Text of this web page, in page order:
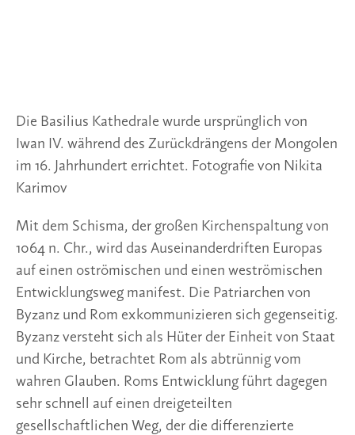
Die Basilius­ Kathedrale wurde ursprünglich von
Iwan IV. während des Zu­rückdrängens der Mongolen
im 16. Jahrhun­dert errichtet. Fotografie von Nikita
Karimov
Mit dem Schisma, der großen Kirchenspaltung von
1064 n. Chr., wird das Auseinanderdriften Europas
auf einen oströmischen und einen weströmischen
Entwicklungsweg manifest. Die Patriarchen von
Byzanz und Rom exkommunizieren sich gegenseitig.
Byzanz versteht sich als Hüter der Einheit von Staat
und Kirche, betrachtet Rom als abtrünnig vom
wahren Glauben. Roms Entwicklung führt dagegen
sehr schnell auf einen dreigeteilten
gesellschaftlichen Weg, der die differenzierte